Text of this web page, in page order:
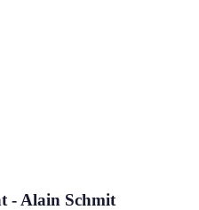
- Alain Schmit